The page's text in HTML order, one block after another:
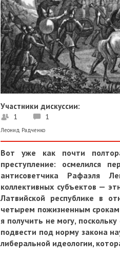
Участники дискуссии:
1 1
Леонид Радченко
Вот уже как почти
преступление: осмелился
антисоветчика Рафаэля
коллективных субъектов —
Латвийской республике в
четырем пожизненным срокам
я получить не могу,
подвести под норму закона
либеральной идеологии,